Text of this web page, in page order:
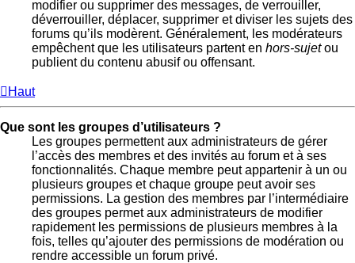
modifier ou supprimer des messages, de verrouiller,
déverrouiller, déplacer, supprimer et diviser les sujets des
forums qu’ils modèrent. Généralement, les modérateurs
empêchent que les utilisateurs partent en hors-sujetou
publient du contenu abusif ou offensant.
Haut
Que sont les groupes d’utilisateurs ?
Les groupes permettent aux administrateurs de gérer
l’accès des membres et des invités au forum et à ses
fonctionnalités. Chaque membre peut appartenir à un ou
plusieurs groupes et chaque groupe peut avoir ses
permissions. La gestion des membres par l’intermédiaire
des groupes permet aux administrateurs de modifier
rapidement les permissions de plusieurs membres à la
fois, telles qu’ajouter des permissions de modération ou
rendre accessible un forum privé.